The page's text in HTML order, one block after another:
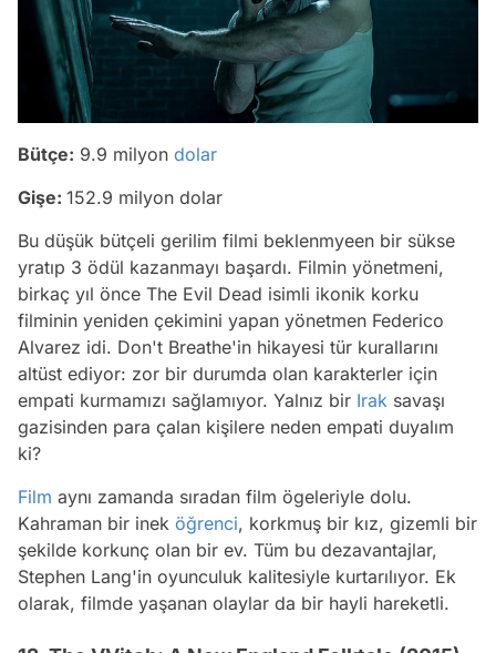
Bütçe: 9.9 milyon dolar
Gişe: 152.9 milyon dolar
Bu düşük bütçeli gerilim filmi beklenmyeen bir sükse
yratıp 3 ödül kazanmayı başardı. Filmin yönetmeni,
birkaç yıl önce The Evil Dead isimli ikonik korku
filminin yeniden çekimini yapan yönetmen Federico
Alvarez idi. Don't Breathe'in hikayesi tür kurallarını
altüst ediyor: zor bir durumda olan karakterler için
empati kurmamızı sağlamıyor. Yalnız bir Irak savaşı
gazisinden para çalan kişilere neden empati duyalım
ki?
Film aynı zamanda sıradan film ögeleriyle dolu.
Kahraman bir inek öğrenci, korkmuş bir kız, gizemli bir
şekilde korkunç olan bir ev. Tüm bu dezavantajlar,
Stephen Lang'in oyunculuk kalitesiyle kurtarılıyor. Ek
olarak, filmde yaşanan olaylar da bir hayli hareketli.